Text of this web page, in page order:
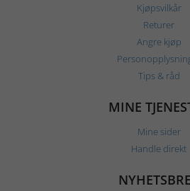
Kjøpsvilkår
Returer
Angre kjøp
Tips & råd
MINE
Mine sider
Handle direkt